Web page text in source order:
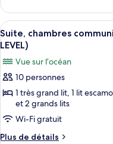
chambres
communicantes,
au
bord
de
l’océan
(SWIM-
SUITE)
Appartement
Penthouse,
chambres
communicantes,
bord
de
l’océan
(SWIM-
SUITE)
Afficher
toutes
photos
pour
ce
type
de
chambre :
5
Suite, chambres
LEVEL)
Vue sur l’océan
10 personnes
1 très grand lit, 1 lit
et 2 grands lits
Wi-Fi gratuit
Plus de détails
Plus